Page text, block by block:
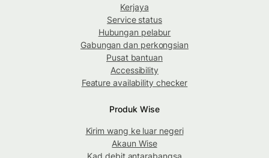
Kerjaya
Service status
Hubungan pelabur
Gabungan dan perkongsian
Pusat bantuan
Accessibility
Feature availability checker
Produk Wise
Kirim wang ke luar negeri
Akaun Wise
Kad debit antarabangsa